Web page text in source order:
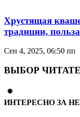
Хрустящая
традиции,
Сен 4, 2025, 06:50 пп
ВЫБОР
ИНТЕРЕСНО ЗА